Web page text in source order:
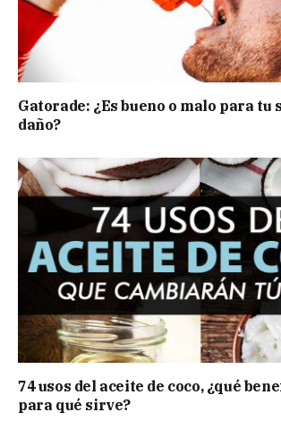
Gatorade: ¿Es bueno o malo para tu
daño?
74 usos del aceite de coco, ¿qué
para qué sirve?